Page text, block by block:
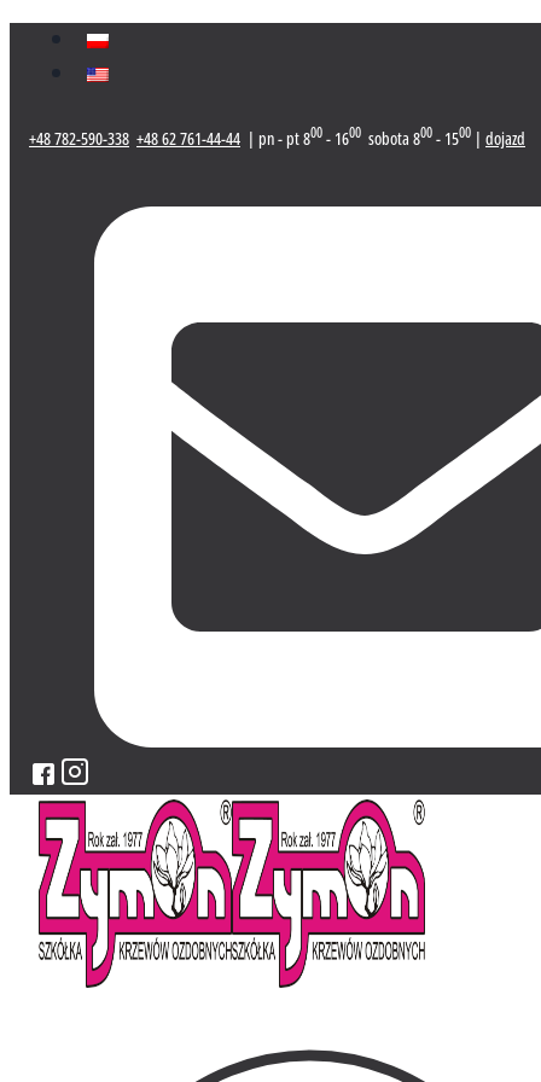
Przeskocz
+48 782-590-338 +48 62 761-44-44 | pn - pt 800 - 1600 sobota 800 - 1500 | dojazd